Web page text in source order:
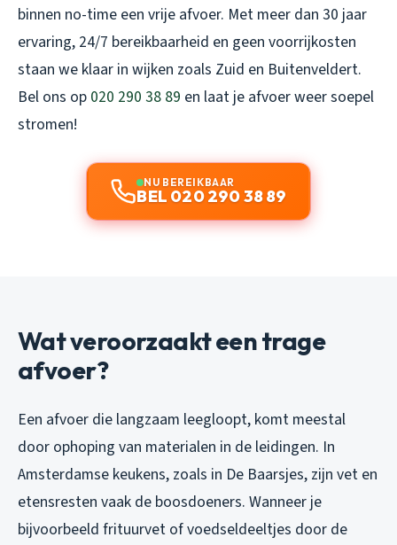
binnen no-time een vrije afvoer. Met meer dan 30 jaar
ervaring, 24/7 bereikbaarheid en geen voorrijkosten
staan we klaar in wijken zoals Zuid en Buitenveldert.
Bel ons op 020 290 38 89 en laat je afvoer weer soepel
stromen!
NU BEREIKBAAR
BEL 020 290 38 89
Wat veroorzaakt een trage
afvoer?
Een afvoer die langzaam leegloopt, komt meestal
door ophoping van materialen in de leidingen. In
Amsterdamse keukens, zoals in De Baarsjes, zijn vet en
etensresten vaak de boosdoeners. Wanneer je
bijvoorbeeld frituurvet of voedseldeeltjes door de